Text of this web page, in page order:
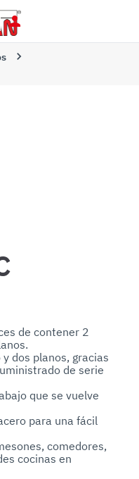
de contener 2
dos planos, gracias
de serie
que se vuelve
para una fácil
comedores,
cocinas en